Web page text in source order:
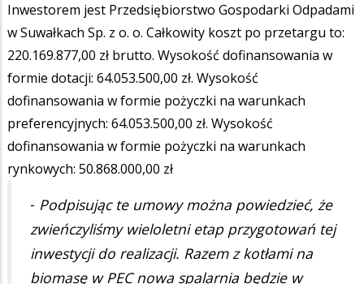
Inwestorem jest Przedsiębiorstwo Gospodarki Odpadami
w Suwałkach Sp. z o. o. Całkowity koszt po przetargu to:
220.169.877,00 zł brutto. Wysokość dofinansowania w
formie dotacji: 64.053.500,00 zł. Wysokość
dofinansowania w formie pożyczki na warunkach
preferencyjnych: 64.053.500,00 zł. Wysokość
dofinansowania w formie pożyczki na warunkach
rynkowych: 50.868.000,00 zł
- Podpisując te umowy można powiedzieć, że
zwieńczyliśmy wieloletni etap przygotowań tej
inwestycji do realizacji. Razem z kotłami na
biomasę w PEC nowa spalarnia będzie w